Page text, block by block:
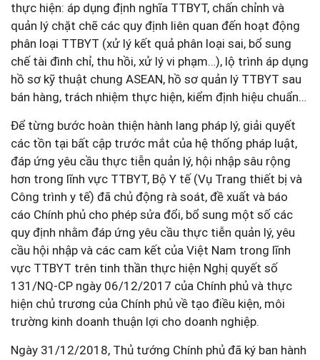
thực hiện: áp dụng định nghĩa TTBYT, chấn chỉnh và
quản lý chặt chẽ các quy định liên quan đến hoạt động
phân loại TTBYT (xử lý kết quả phân loại sai, bổ sung
chế tài đình chỉ, thu hồi, xử lý vi phạm…), lộ trình áp dụng
hồ sơ kỹ thuật chung ASEAN, hồ sơ quản lý TTBYT sau
bán hàng, trách nhiệm thực hiện, kiểm định hiệu chuẩn…
Để từng bước hoàn thiện hành lang pháp lý, giải quyết
các tồn tại bất cập trước mắt của hệ thống pháp luật,
đáp ứng yêu cầu thực tiễn quản lý, hội nhập sâu rộng
hơn trong lĩnh vực TTBYT, Bộ Y tế (Vụ Trang thiết bị và
Công trình y tế) đã chủ động rà soát, đề xuất và báo
cáo Chính phủ cho phép sửa đổi, bổ sung một số các
quy định nhằm đáp ứng yêu cầu thực tiễn quản lý, yêu
cầu hội nhập và các cam kết của Việt Nam trong lĩnh
vực TTBYT trên tinh thần thực hiện Nghị quyết số
131/NQ-CP ngày 06/12/2017 của Chính phủ và thực
hiện chủ trương của Chính phủ về tạo điều kiện, môi
trường kinh doanh thuận lợi cho doanh nghiệp.
Ngày 31/12/2018, Thủ tướng Chính phủ đã ký ban hành